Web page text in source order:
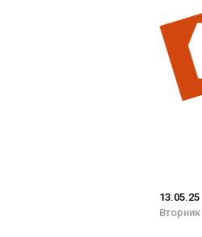
13.05.25
Вторник